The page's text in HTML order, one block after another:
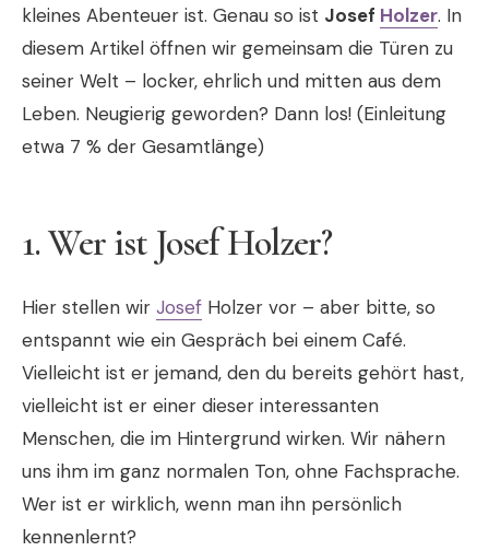
kleines Abenteuer ist. Genau so ist Josef Holzer. In
diesem Artikel öffnen wir gemeinsam die Türen zu
seiner Welt – locker, ehrlich und mitten aus dem
Leben. Neugierig geworden? Dann los! (Einleitung
etwa 7 % der Gesamtlänge)
1.Wer ist Josef Holzer?
Hier stellen wir Josef Holzer vor – aber bitte, so
entspannt wie ein Gespräch bei einem Café.
Vielleicht ist er jemand, den du bereits gehört hast,
vielleicht ist er einer dieser interessanten
Menschen, die im Hintergrund wirken. Wir nähern
uns ihm im ganz normalen Ton, ohne Fachsprache.
Wer ist er wirklich, wenn man ihn persönlich
kennenlernt?